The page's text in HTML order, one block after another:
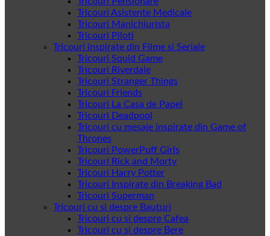
Tricouri Asistente Medicale
Tricouri Manichiurista
Tricouri Piloti
Tricouri inspirate din Filme si Seriale
Tricouri Squid Game
Tricouri Riverdale
Tricouri Stranger Things
Tricouri Friends
Tricouri La Casa de Papel
Tricouri Deadpool
Tricouri cu mesaje inspirate din Game of
Thrones
Tricouri PowerPuff Girls
Tricouri Rick and Morty
Tricouri Harry Potter
Tricouri Inspirate din Breaking Bad
Tricouri Superman
Tricouri cu si despre Bauturi
Tricouri cu si despre Cafea
Tricouri cu si despre Bere